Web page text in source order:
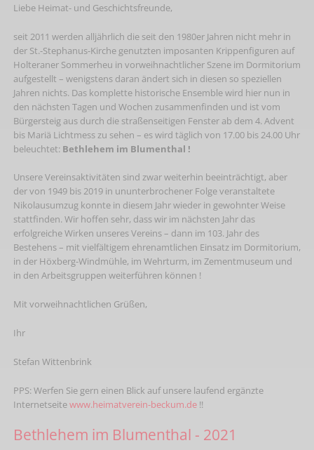
Liebe Heimat- und Geschichtsfreunde,
seit 2011 werden alljährlich die seit den 1980er Jahren nicht mehr in
der St.-Stephanus-Kirche genutzten imposanten Krippenfiguren auf
Holteraner Sommerheu in vorweihnachtlicher Szene im Dormitorium
aufgestellt – wenigstens daran ändert sich in diesen so speziellen
Jahren nichts. Das komplette historische Ensemble wird hier nun in
den nächsten Tagen und Wochen zusammenfinden und ist vom
Bürgersteig aus durch die straßenseitigen Fenster ab dem 4. Advent
bis Mariä Lichtmess zu sehen – es wird täglich von 17.00 bis 24.00 Uhr
beleuchtet: Bethlehem im Blumenthal !
Unsere Vereinsaktivitäten sind zwar weiterhin beeinträchtigt, aber
der von 1949 bis 2019 in ununterbrochener Folge veranstaltete
Nikolausumzug konnte in diesem Jahr wieder in gewohnter Weise
stattfinden. Wir hoffen sehr, dass wir im nächsten Jahr das
erfolgreiche Wirken unseres Vereins – dann im 103. Jahr des
Bestehens – mit vielfältigem ehrenamtlichen Einsatz im Dormitorium,
in der Höxberg-Windmühle, im Wehrturm, im Zementmuseum und
in den Arbeitsgruppen weiterführen können !
Mit vorweihnachtlichen Grüßen,
Ihr
Stefan Wittenbrink
PPS: Werfen Sie gern einen Blick auf unsere laufend ergänzte
Internetseitewww.heimatverein-beckum.de!!
Bethlehem im Blumenthal - 2021